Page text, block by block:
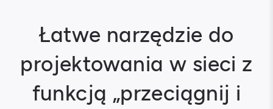
Łatwe narzędzie do
projektowania w sieci z
funkcją „przeciągnij i